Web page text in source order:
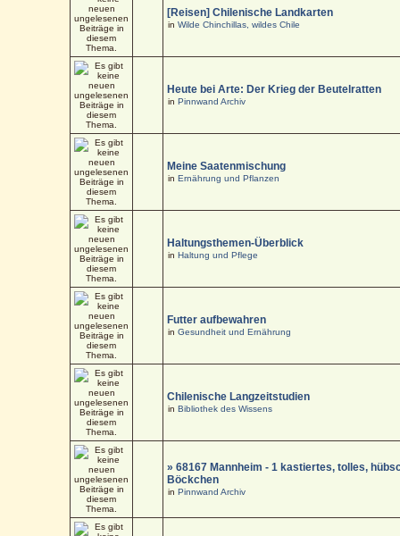
[Reisen] Chilenische Landkarten
inWilde Chinchillas, wildes Chile
Heute bei Arte: Der Krieg der Beutelratten
inPinnwand Archiv
Meine Saatenmischung
inErnährung und Pflanzen
Haltungsthemen-Überblick
inHaltung und Pflege
Futter aufbewahren
inGesundheit und Ernährung
Chilenische Langzeitstudien
inBibliothek des Wissens
» 68167 Mannheim - 1 kastiertes, tolles,
Böckchen
inPinnwand Archiv